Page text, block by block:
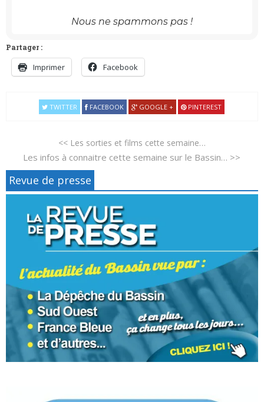
Nous ne spammons pas !
Partager :
Imprimer Facebook
TWITTER FACEBOOK GOOGLE + PINTEREST
<< Les sorties et films cette semaine…
Les infos à connaitre cette semaine sur le Bassin… >>
Revue de presse